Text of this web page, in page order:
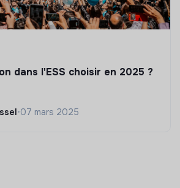
dans l'ESS choisir en 2025 ?
•07 mars 2025